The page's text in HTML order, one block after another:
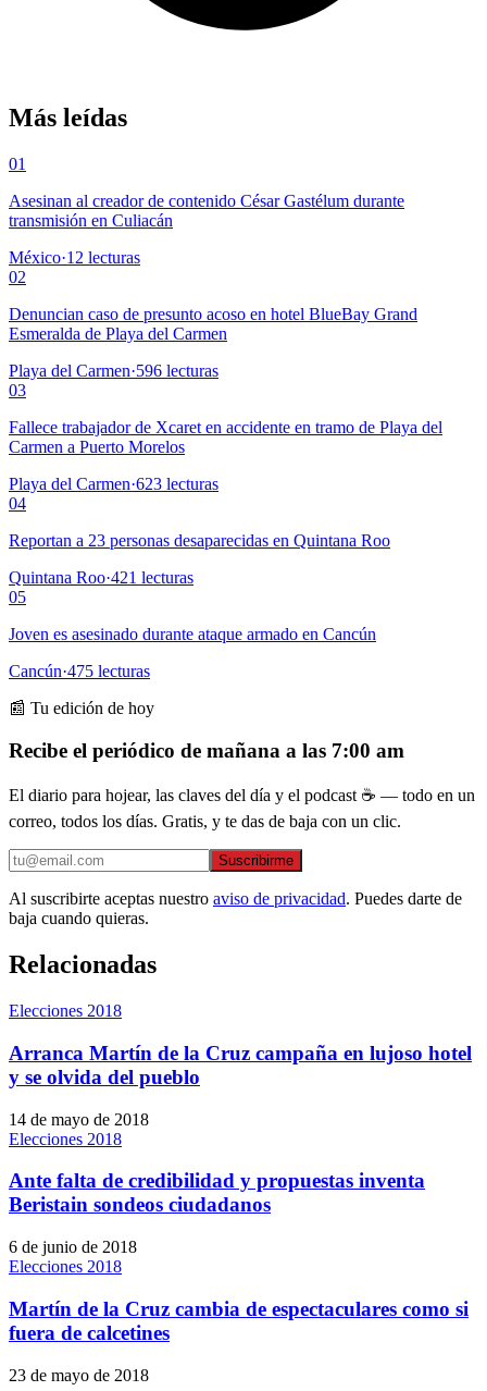
Más leídas
01
Asesinan al creador de contenido César Gastélum durante
transmisión en Culiacán
México·12 lecturas
02
Denuncian caso de presunto acoso en hotel BlueBay Grand
Esmeralda de Playa del Carmen
Playa del Carmen·596 lecturas
03
Fallece trabajador de Xcaret en accidente en tramo de Playa del
Carmen a Puerto Morelos
Playa del Carmen·623 lecturas
04
Reportan a 23 personas desaparecidas en Quintana Roo
Quintana Roo·421 lecturas
05
Joven es asesinado durante ataque armado en Cancún
Cancún·475 lecturas
📰 Tu edición de hoy
Recibe el periódico de mañana a las 7:00 am
El diario para hojear, las claves del día y el podcast ☕ — todo en un
correo, todos los días. Gratis, y te das de baja con un clic.
Suscribirme
Al suscribirte aceptas nuestro aviso de privacidad. Puedes darte de
baja cuando quieras.
Relacionadas
Elecciones 2018
Arranca Martín de la Cruz campaña en lujoso hotel
y se olvida del pueblo
14 de mayo de 2018
Elecciones 2018
Ante falta de credibilidad y propuestas inventa
Beristain sondeos ciudadanos
6 de junio de 2018
Elecciones 2018
Martín de la Cruz cambia de espectaculares como si
fuera de calcetines
23 de mayo de 2018